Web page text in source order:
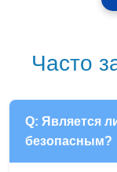
Часто
Q: Является
безопасным?